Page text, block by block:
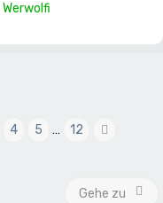
Werwolfi
4 5 … 12
Gehe zu